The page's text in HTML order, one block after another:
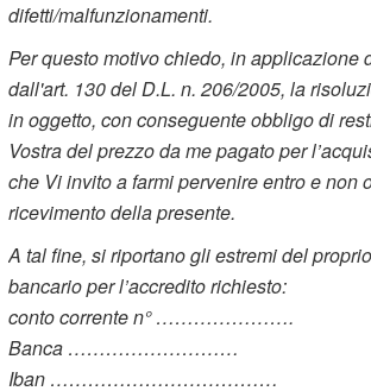
difetti/malfunzionamenti.
Per questo motivo chiedo, in applicazione
dall'art. 130 del D.L. n. 206/2005, la
in oggetto, con conseguente obbligo di
Vostra del prezzo da me pagato per
che Vi invito a farmi pervenire entro e non
ricevimento della presente.
A tal fine, si riportano gli estremi del
bancario per l’accredito richiesto:
conto corrente n° ………………….
Banca ………………………
Iban ………………………………